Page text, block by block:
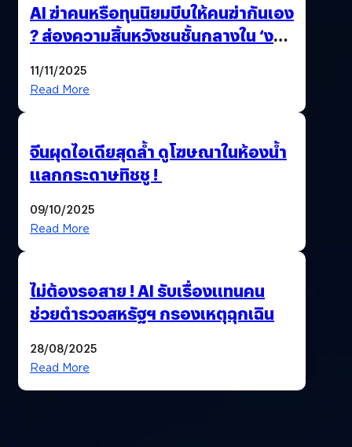
AI ฆ่าคนหรือทุนนิยมบีบให้คนฆ่ากันเอง
? ส่องความสิ้นหวังชนชั้นกลางใน ‘งาน
11/11/2025
Read More
จีนผุดไอเดียสุดล้ำ ดูโฆษณาในห้องน้ำ
แลกกระดาษทิชชู !
09/10/2025
Read More
ไม่ต้องรอสาย ! AI รับเรื่องแทนคน
ช่วยตำรวจสหรัฐฯ กรองเหตุฉุกเฉิน
28/08/2025
Read More